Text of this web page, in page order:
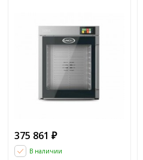
375 861 ₽
В наличии